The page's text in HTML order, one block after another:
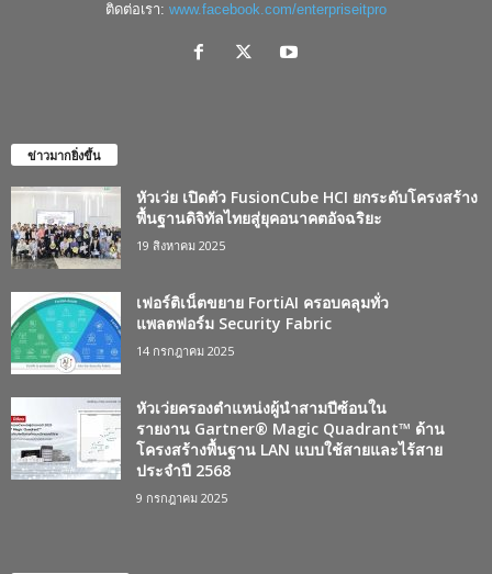
ติดต่อเรา: www.facebook.com/enterpriseitpro
ข่าวมากยิ่งขึ้น
หัวเว่ย เปิดตัว FusionCube HCI ยกระดับโครงสร้าง
พื้นฐานดิจิทัลไทยสู่ยุคอนาคตอัจฉริยะ
19 สิงหาคม 2025
เฟอร์ติเน็ตขยาย FortiAI ครอบคลุมทั่ว
แพลตฟอร์ม Security Fabric
14 กรกฎาคม 2025
หัวเว่ยครองตำแหน่งผู้นำสามปีซ้อนใน
รายงาน Gartner® Magic Quadrant™ ด้าน
โครงสร้างพื้นฐาน LAN แบบใช้สายและไร้สาย
ประจำปี 2568
9 กรกฎาคม 2025